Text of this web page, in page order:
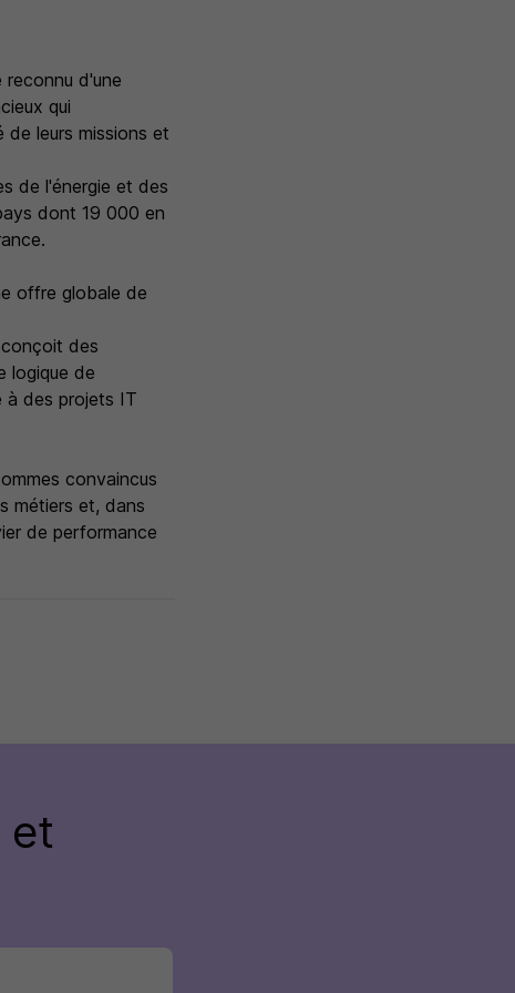
d'une
qui
de leurs missions et
de l'énergie et des
dont 19 000 en
offre globale de
conçoit des
logique de
à des projets IT
convaincus
métiers et, dans
de performance
et